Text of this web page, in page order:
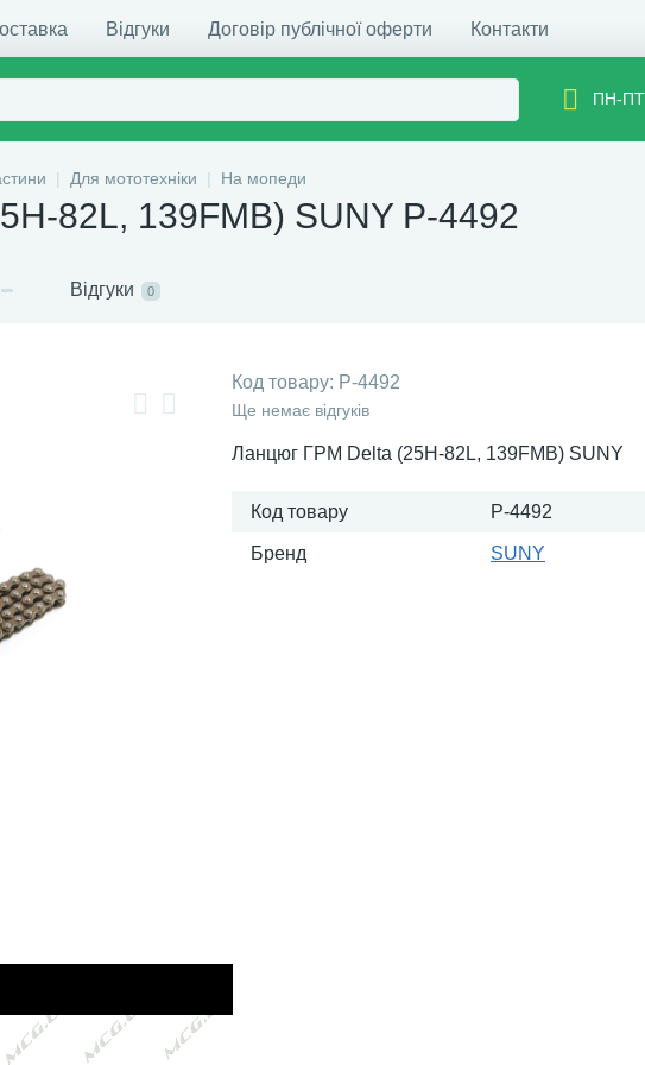
Відгуки Договір публічної оферти Контакти
ПН-ПТ
Для мототехніки На мопеди
82L, 139FMB) SUNY P-4492
Відгуки 0
Код товару: P-4492
Ще немає відгуків
Ланцюг ГРМ Delta (25H-82L, 139FMB) SUNY
Код товару P-4492
Бренд SUNY